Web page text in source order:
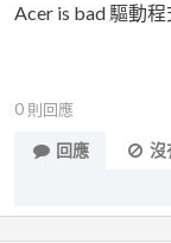
Acer is bad 驅動
0 則回應
回應
沒